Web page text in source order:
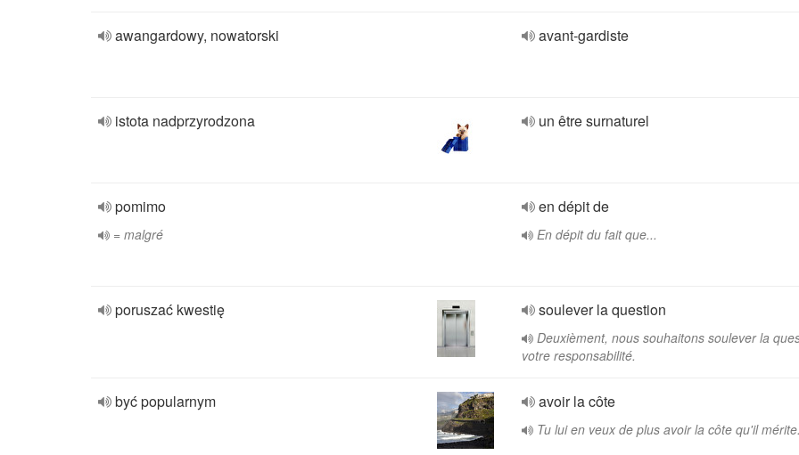
awangardowy, nowatorski avant-gardiste
istota nadprzyrodzona un être surnaturel
pomimo
= malgré
en dépit de
En dépit du fait que...
poruszać kwestię soulever la question
Deuxièment, nous souhaitons soulever la
votre responsabilité.
być popularnym avoir la côte
Tu lui en veux de plus avoir la côte qu'il mérite.